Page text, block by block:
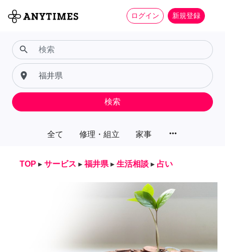
ログイン 新規登録
全て 修理・組立 家事 more_horiz
search
place
検索
TOP ▸ サービス ▸ 福井県 ▸ 生活相談 ▸ 占い